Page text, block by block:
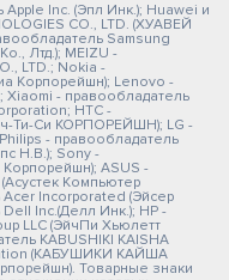
Inc. (Эпл Инк.); Huawei и
CO., LTD. (ХУАВЕЙ
Samsung
Лтд.); MEIZU -
LTD.; Nokia -
Корпорейшн); Lenovo -
Xiaomi - правообладатель
HTC -
Ти-Си КОРПОРЕЙШН); LG -
- правообладатель
Н.В.); Sony -
ASUS -
Компьютер
Incorporated (Эйсер
Inc.(Делл Инк.); HP -
LLC (ЭйчПи Хьюлетт
KABUSHIKI KAISHA
(КАБУШИКИ КАЙША
Товарные знаки